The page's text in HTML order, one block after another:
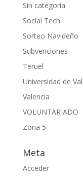
Sin categoría
Social Tech
Sorteo Navideño
Subvenciones
Teruel
Universidad de
Valencia
VOLUNTARIADO
Zona 5
Meta
Acceder